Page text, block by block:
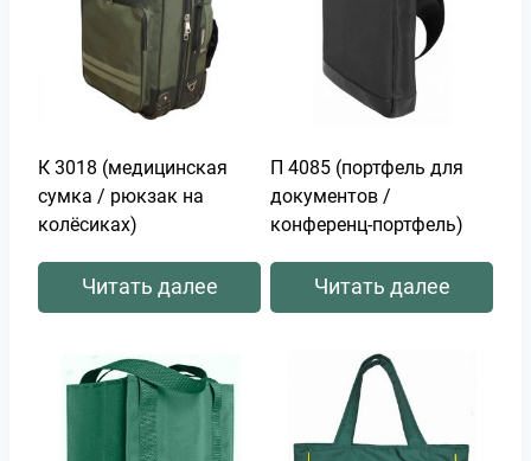
К 3018 (медицинская
сумка / рюкзак на
колёсиках)
Читать далее
П 4085 (портфель для
документов /
конференц-портфель)
Читать далее